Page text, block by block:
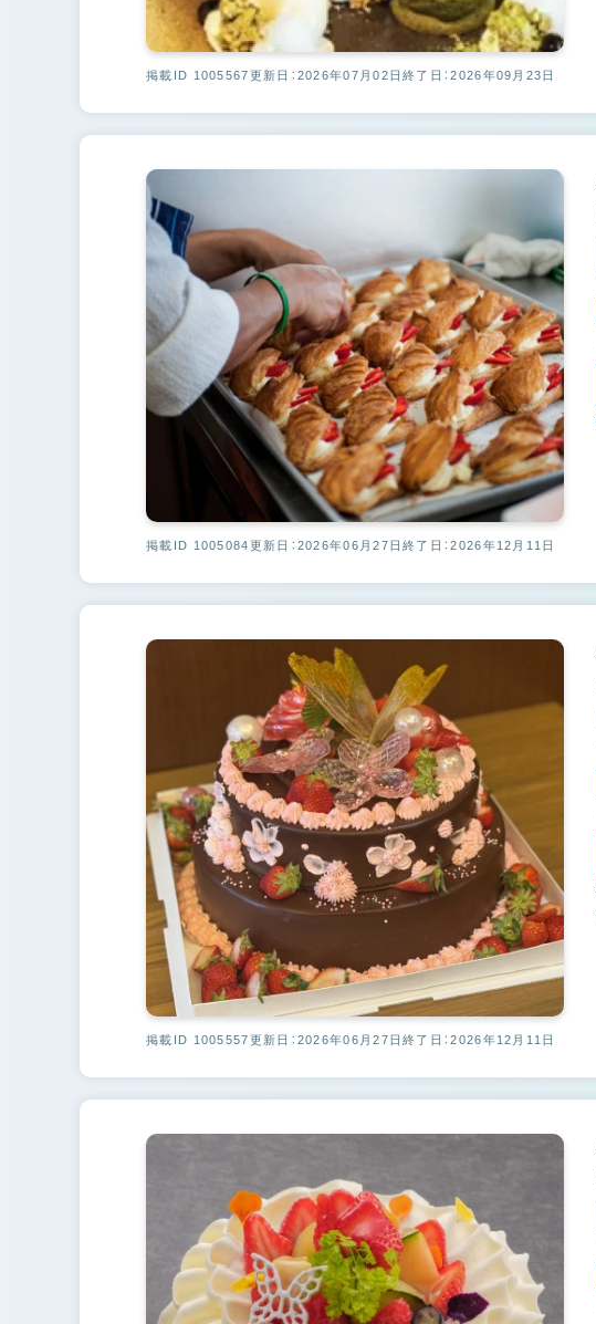
掲載ID 1005567更新日：2026年07月02日終了日：2026年09月23日
掲載ID 1005084更新日：2026年06月27日終了日：2026年12月11日
掲載ID 1005557更新日：2026年06月27日終了日：2026年12月11日